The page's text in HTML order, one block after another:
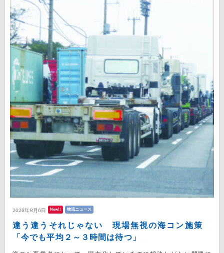
2026年8月6日 New!! 物流ニュース
違う違うそれじゃない 現場無視の海コン施策
「今でも平均２～３時間は待つ」